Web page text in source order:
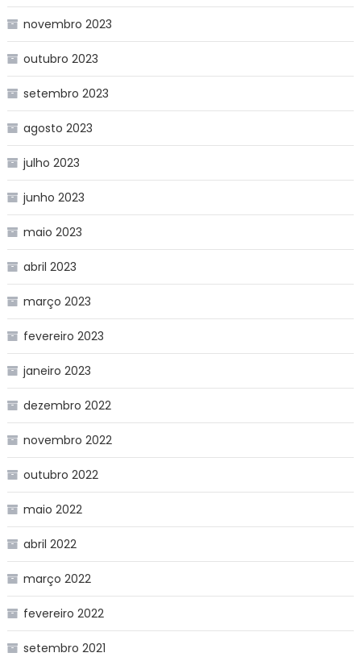
novembro 2023
outubro 2023
setembro 2023
agosto 2023
julho 2023
junho 2023
maio 2023
abril 2023
março 2023
fevereiro 2023
janeiro 2023
dezembro 2022
novembro 2022
outubro 2022
maio 2022
abril 2022
março 2022
fevereiro 2022
setembro 2021